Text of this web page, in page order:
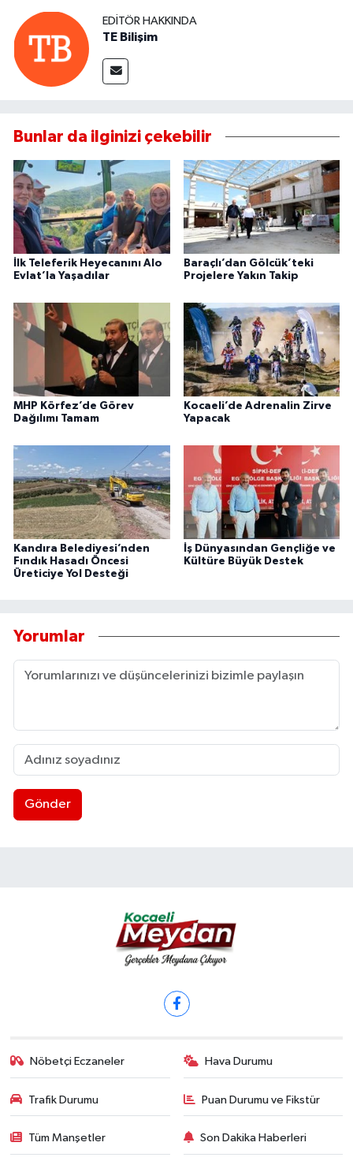
EDITÖR HAKKINDA
TE Bilişim
Bunlar da ilginizi çekebilir
İlk Teleferik Heyecanını Alo
Evlat’la Yaşadılar
Baraçlı’dan Gölcük’teki
Projelere Yakın Takip
MHP Körfez’de Görev
Dağılımı Tamam
Kocaeli’de Adrenalin Zirve
Yapacak
Kandıra Belediyesi’nden
Fındık Hasadı Öncesi
Üreticiye Yol Desteği
İş Dünyasından Gençliğe ve
Kültüre Büyük Destek
Yorumlar
Gönder
Nöbetçi Eczaneler Hava Durumu
Trafik Durumu Puan Durumu ve Fikstür
Tüm Manşetler Son Dakika Haberleri